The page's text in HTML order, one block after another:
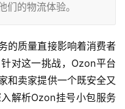
的物流体验。
的质量直接影响着消费者
对这一挑战，Ozon平台
和卖家提供一个既安全又
解析Ozon挂号小包服务